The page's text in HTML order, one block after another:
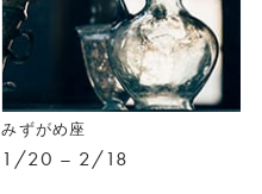
みずがめ座
1/20 – 2/18